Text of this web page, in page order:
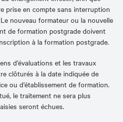
prise en compte sans interruption
nouveau formateur ou la nouvelle
de formation postgrade doivent
à la formation postgrade.
d’évaluations et les travaux
clôturés à la date indiquée de
ou d’établissement de formation.
le traitement ne sera plus
seront échues.